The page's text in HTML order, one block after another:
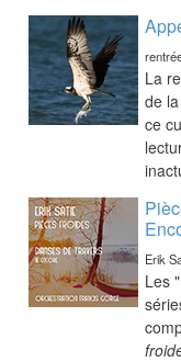
La
de
ce
Erik
Les